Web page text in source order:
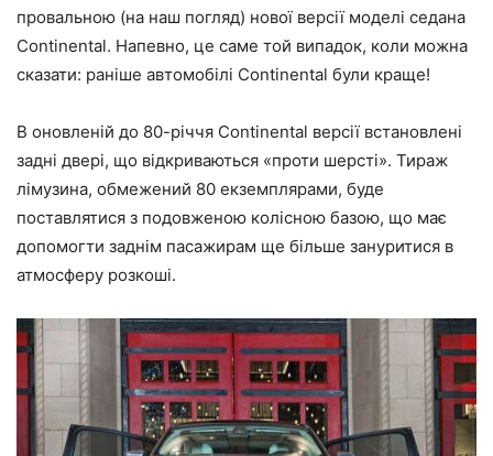
провальною (на наш погляд) нової версії моделі седана
Continental. Напевно, це саме той випадок, коли можна
сказати: раніше автомобілі Continental були краще!
В оновленій до 80-річчя Continental версії встановлені
задні двері, що відкриваються «проти шерсті». Тираж
лімузина, обмежений 80 екземплярами, буде
поставлятися з подовженою колісною базою, що має
допомогти заднім пасажирам ще більше зануритися в
атмосферу розкоші.